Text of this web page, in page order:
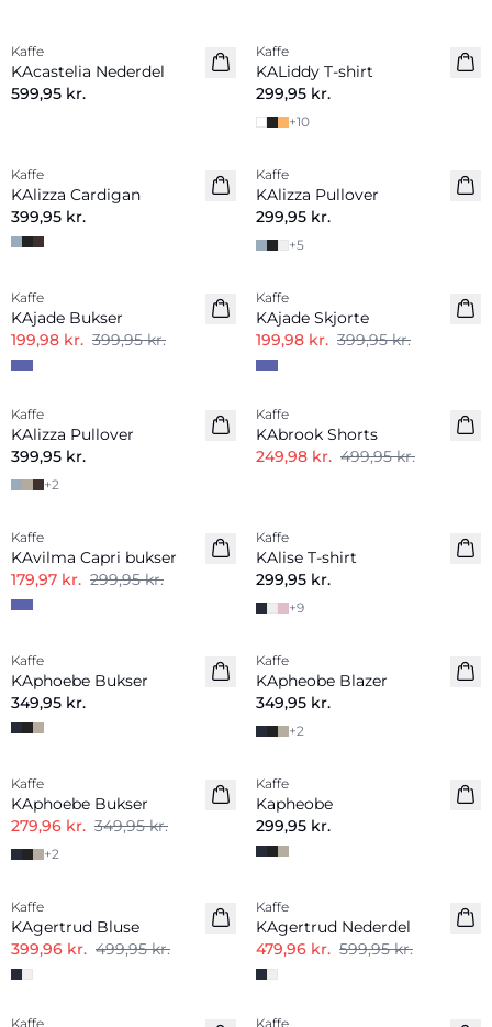
Nyhed
Kaffe
KAcastelia Nederdel
599,95 kr.
Nyhed
Kaffe
KALiddy T-shirt
299,95 kr.
+10
Nyhed
Kaffe
KAlizza Cardigan
399,95 kr.
Nyhed
Kaffe
KAlizza Pullover
299,95 kr.
+5
Kaffe
KAjade Bukser
199,98 kr. 399,95 kr.
Kaffe
KAjade Skjorte
199,98 kr. 399,95 kr.
Nyhed
Kaffe
KAlizza Pullover
399,95 kr.
+2
-50%
Kaffe
KAbrook Shorts
249,98 kr. 499,95 kr.
Kaffe
KAvilma Capri bukser
179,97 kr. 299,95 kr.
Kaffe
KAlise T-shirt
299,95 kr.
+9
Kaffe
KAphoebe Bukser
349,95 kr.
Kaffe
KApheobe Blazer
349,95 kr.
+2
Kaffe
KAphoebe Bukser
279,96 kr. 349,95 kr.
+2
Kaffe
Kapheobe
299,95 kr.
Kaffe
KAgertrud Bluse
399,96 kr. 499,95 kr.
Kaffe
KAgertrud Nederdel
479,96 kr. 599,95 kr.
-20%
Kaffe
-20%
Kaffe